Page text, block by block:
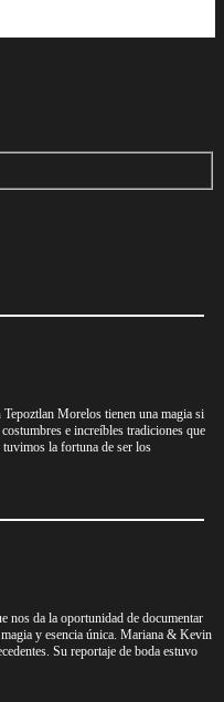
Morelos tienen una magia si
e increíbles tradiciones que
tuvimos la fortuna de ser los
nos da la oportunidad de documentar
y esencia única. Mariana & Kevin
Su reportaje de boda estuvo